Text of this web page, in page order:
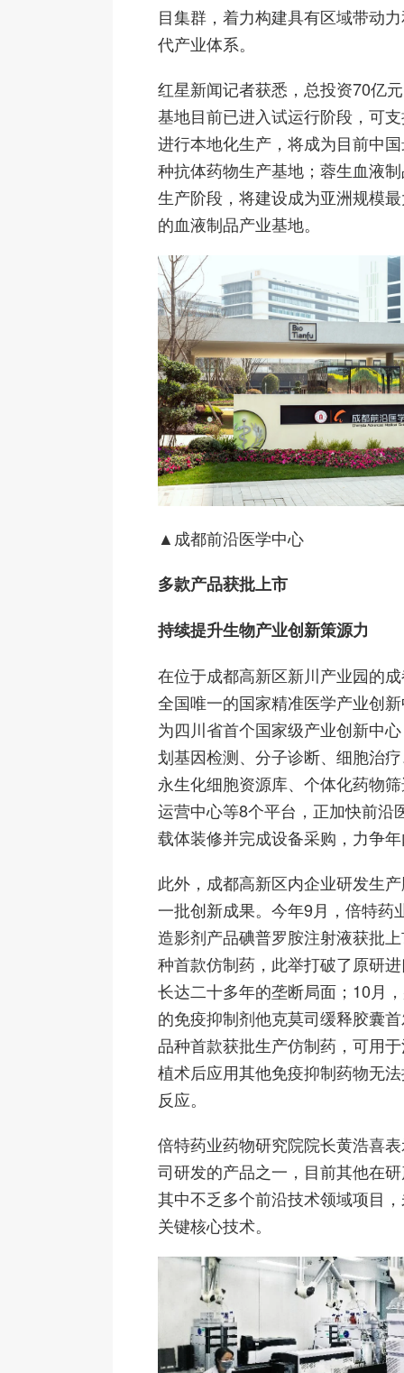
目集群，着力构建具有区域带动
代产业体系。
红星新闻记者获悉，总投资70亿
基地目前已进入试运行阶段，可
进行本地化生产，将成为目前中
种抗体药物生产基地；蓉生血液
生产阶段，将建设成为亚洲规模
的血液制品产业基地。
▲成都前沿医学中心
多款产品获批上市
持续提升生物产业创新策源力
在位于成都高新区新川产业园的
全国唯一的国家精准医学产业创
为四川省首个国家级产业创新中
划基因检测、分子诊断、细胞治
永生化细胞资源库、个体化药物
运营中心等8个平台，正加快前沿
载体装修并完成设备采购，力争
此外，成都高新区内企业研发生
一批创新成果。今年9月，倍特药
造影剂产品碘普罗胺注射液获批
种首款仿制药，此举打破了原研
长达二十多年的垄断局面；10月
的免疫抑制剂他克莫司缓释胶囊
品种首款获批生产仿制药，可用
植术后应用其他免疫抑制药物无
反应。
倍特药业药物研究院院长黄浩喜
司研发的产品之一，目前其他在
其中不乏多个前沿技术领域项目
关键核心技术。